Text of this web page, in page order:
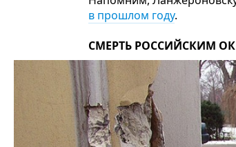
в прошлом году.
СМЕРТЬ РОССИЙСКИМ